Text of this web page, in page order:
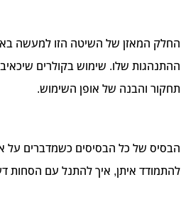
החלק המאזן של השיטה הזו למעשה בא
ההתנהגות שלו. שימוש בקולרים
תחקור והבנה של אופן השימוש.
הבסיס של כל הבסיסים כשמדברים על
להתמודד איתן, איך להתנל עם הסחות